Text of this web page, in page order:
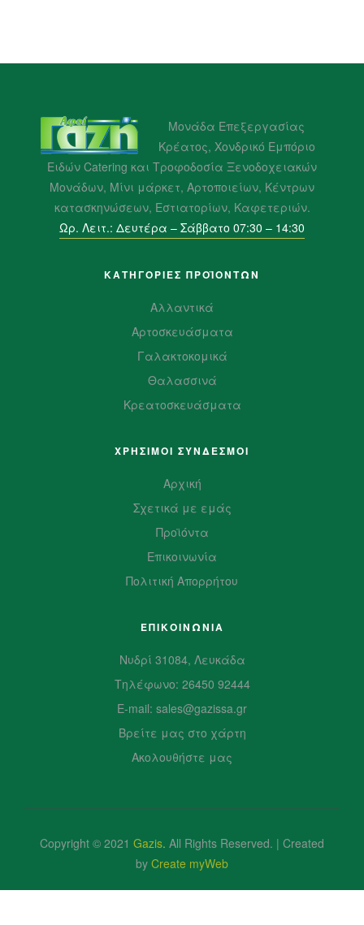
Μονάδα Επεξεργασίας
Κρέατος, Χονδρικό Εμπόριο
Ειδών Catering και Τροφοδοσία Ξενοδοχειακών
Μονάδων, Μίνι μάρκετ, Αρτοποιείων, Κέντρων
κατασκηνώσεων, Εστιατορίων, Καφετεριών.
Ωρ. Λειτ.: Δευτέρα – Σάββατο 07:30 – 14:30
ΚΑΤΗΓΟΡΙΕΣ ΠΡΟΪΌΝΤΩΝ
Αλλαντικά
Αρτοσκευάσματα
Γαλακτοκομικά
Θαλασσινά
Κρεατοσκευάσματα
ΧΡΗΣΙΜΟΙ ΣΥΝΔΕΣΜΟΙ
Αρχική
Σχετικά με εμάς
Προϊόντα
Επικοινωνία
Πολιτική Απορρήτου
ΕΠΙΚΟΙΝΩΝΙΑ
Νυδρί 31084, Λευκάδα
Τηλέφωνο: 26450 92444
E-mail: sales@gazissa.gr
Βρείτε μας στο χάρτη
Ακολουθήστε μας
Copyright © 2021 Gazis. All Rights Reserved. | Created
by Create myWeb